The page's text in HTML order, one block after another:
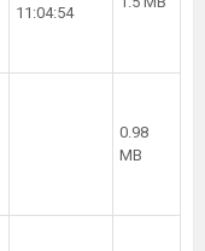
11:04:54
0.98
MB